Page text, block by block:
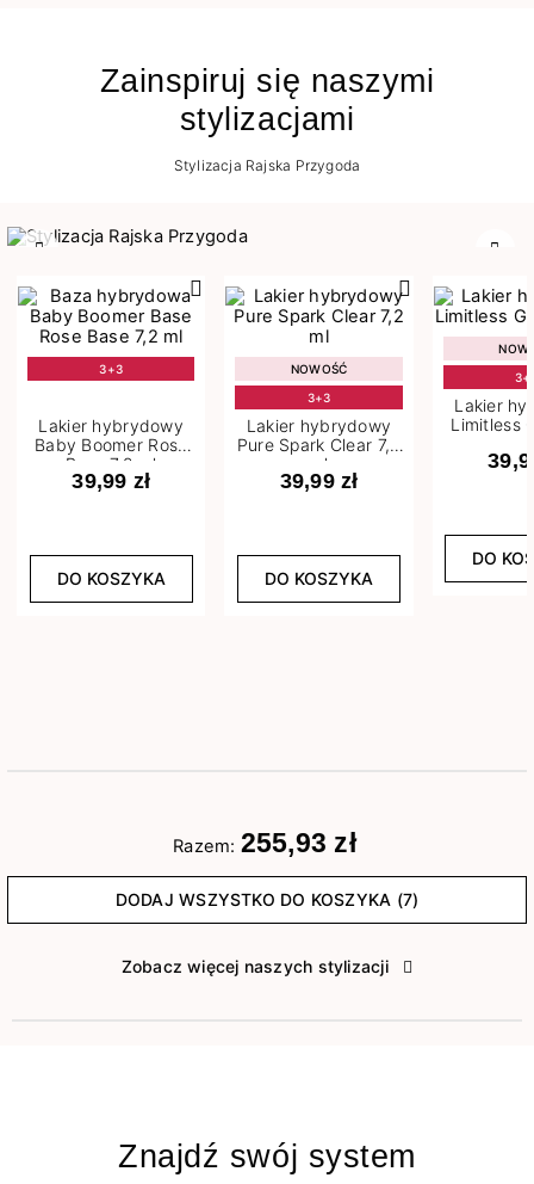
Zainspiruj się naszymi
stylizacjami
Stylizacja Rajska Przygoda
3+3
Lakier hybrydowy
Baby Boomer Rose
Base 7,2 ml
39,99 zł
DO KOSZYKA
NOWOŚĆ
3+3
Lakier hybrydowy
Pure Spark Clear 7,2
ml
39,99 zł
DO KOSZYKA
Lakier
Limitless
DO
Razem: 255,93 zł
DODAJ WSZYSTKO DO KOSZYKA (7)
Zobacz więcej naszych stylizacji
Znajdź swój system